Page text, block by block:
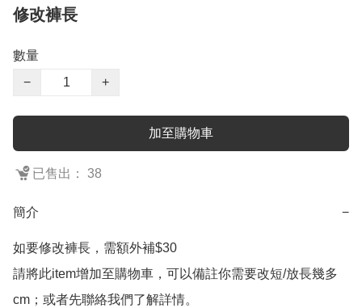
修改褲長
數量
−
+
加至購物車
已售出： 38
簡介 −
如要修改褲長，需額外補$30
請將此item增加至購物車，可以備註你需要改短/放長幾多
cm；或者先聯絡我們了解詳情。